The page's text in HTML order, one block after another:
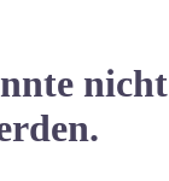
nicht